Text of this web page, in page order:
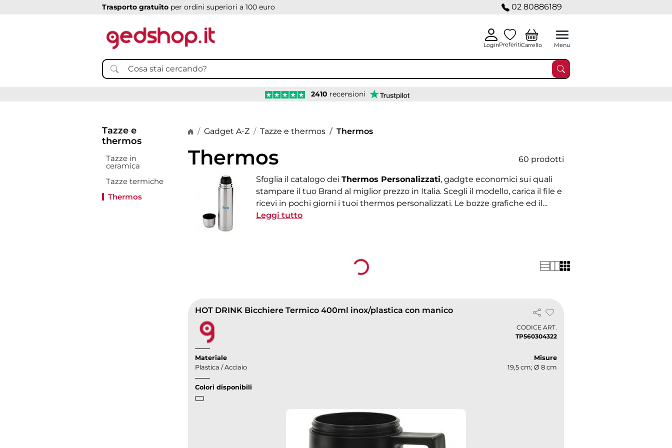
Trasporto gratuito per ordini superiori a 100 euro 02 80886189
LoginPreferitiCarrello Menu
2410 recensioni
Tazze e
thermos
Tazze in
ceramica
Tazze termiche
Thermos
Home page
Gadget A-Z Tazze e thermos Thermos
Thermos 60 prodotti
Sfoglia il catalogo dei Thermos Personalizzati, gadgte economici sui quali
stampare il tuo Brand al miglior prezzo in Italia. Scegli il modello, carica il file e
ricevi in pochi giorni i tuoi thermos personalizzati. Le bozze grafiche ed il
trasportosono
Lo conosciamo invece come thermos perché ha preso il nome della prima
calda fino a otto ore e fredda per 24.
Leggi tutto
Loading...
HOT DRINK Bicchiere Termico 400ml inox/plastica con manico
CODICE ART.
TP560304322
Materiale
Plastica / Acciaio
Misure
19,5 cm; Ø 8 cm
Colori disponibili